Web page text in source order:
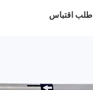
طلب اقتباس